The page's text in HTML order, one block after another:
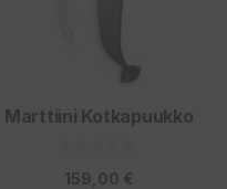
Marttiini Kotkapuukko
159,00 €